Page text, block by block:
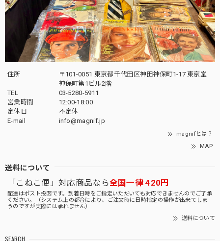
住所
〒101-0051 東京都千代田区神田神保町1-17 東京堂
神保町第1ビル2階
TEL
03-5280-5911
営業時間
12:00-18:00
定休日
不定休
E-mail
info@magnif.jp
magnifとは？
MAP
送料について
「こねこ便」対応商品なら全国一律 420円
配達はポスト投函です。到着日時をご指定いただいても対応できませんのでご了承
ください。（システム上の都合により、ご注文時に日時指定の操作が出来てしま
うのですが実際には承れません）
送料について
SEARCH